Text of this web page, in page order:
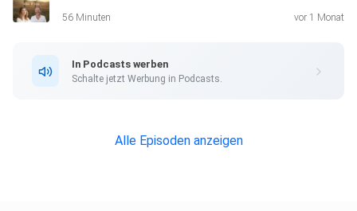
56 Minuten vor 1 Monat
In Podcasts werben
Schalte jetzt Werbung in Podcasts.
Alle Episoden anzeigen